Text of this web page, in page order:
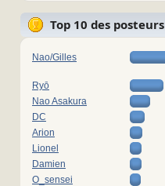
Top 10 des posteurs
Nao/Gilles
Ryō
Nao Asakura
DC
Arion
Lionel
Damien
O_sensei